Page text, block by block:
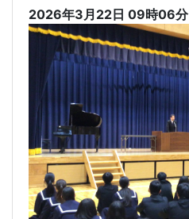
2026年3月22日 09時06分